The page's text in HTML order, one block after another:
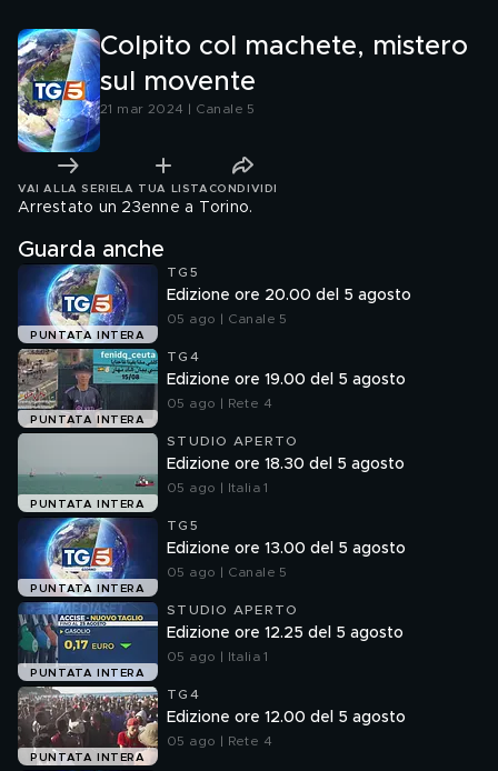
Colpito col machete, mistero
sul movente
21 mar 2024 | Canale 5
VAI ALLA SERIE LA TUA LISTA CONDIVIDI
Arrestato un 23enne a Torino.
Guarda anche
PUNTATA INTERA
TG5
Edizione ore 20.00 del 5 agosto
05 ago | Canale 5
PUNTATA INTERA
TG4
Edizione ore 19.00 del 5 agosto
05 ago | Rete 4
PUNTATA INTERA
STUDIO APERTO
Edizione ore 18.30 del 5 agosto
05 ago | Italia 1
PUNTATA INTERA
TG5
Edizione ore 13.00 del 5 agosto
05 ago | Canale 5
PUNTATA INTERA
STUDIO APERTO
Edizione ore 12.25 del 5 agosto
05 ago | Italia 1
PUNTATA INTERA
TG4
Edizione ore 12.00 del 5 agosto
05 ago | Rete 4